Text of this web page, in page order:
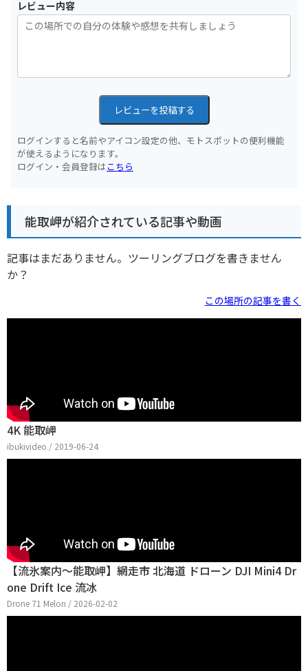
レビュー内容
レビューを投稿する
ログインすると名前やアイコン設定の他、モトスポットの便利機能
が使えるようになります。
ログイン・会員登録はこちら
能取岬が紹介されている記事や動画
記事はまだありません。ツーリングブログを書きません
か？
この場所の記事を書く
4K 能取岬
ibukivideo / 2019-06-24
【流氷案内〜能取岬】網走市 北海道 ドローン DJI Mini4 Dr
one Drift Ice 流冰
Drone 71 Melon / 2026-02-02